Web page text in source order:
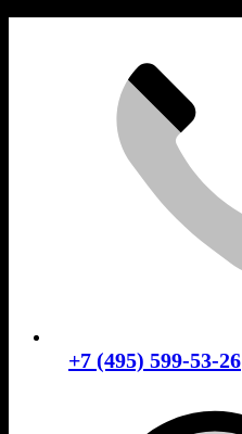
+7 (495) 599-53-26